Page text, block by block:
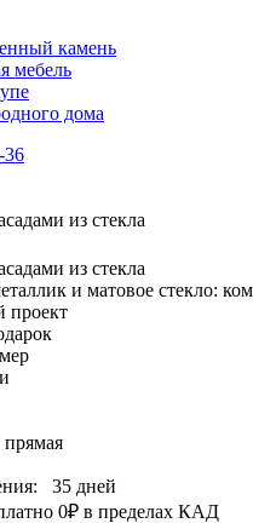
камень
мебель
дома
36
из стекла
из стекла
и матовое стекло:
проект
35 дней
0₽ в пределах КАД